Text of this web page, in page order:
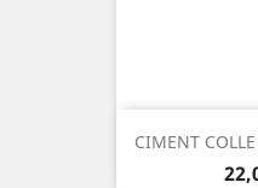
CIMENT